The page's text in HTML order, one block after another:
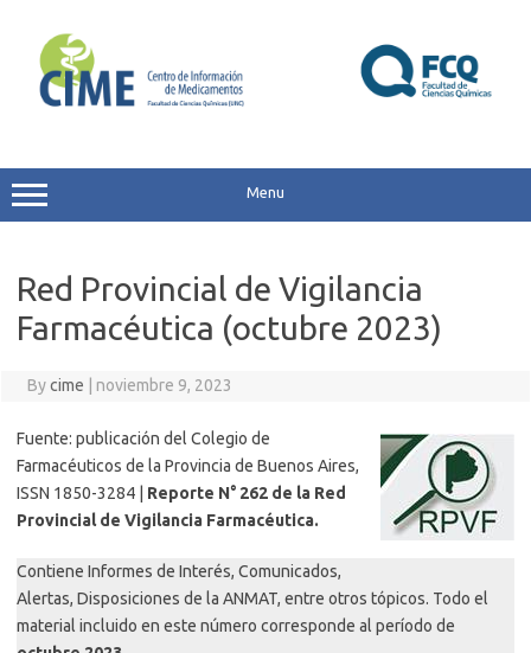
content
Menu
Red Provincial de Vigilancia
Farmacéutica (octubre 2023)
Bycime noviembre 9, 2023
Fuente: publicación del Colegio de
Farmacéuticos de la Provincia de Buenos Aires,
ISSN 1850-3284 | Reporte N° 262 de la Red
Provincial de Vigilancia Farmacéutica.
Contiene Informes de Interés, Comunicados,
Alertas, Disposiciones de la ANMAT, entre otros tópicos. Todo el
material incluido en este número corresponde al período de